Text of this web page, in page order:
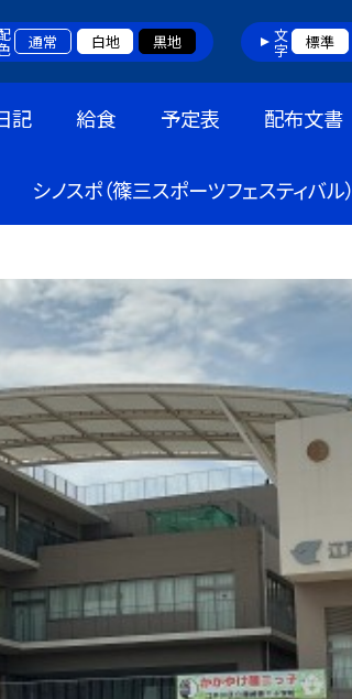
通常 白地 黒地 文字 標準
記 給食 予定表 配布文書
シノスポ（篠三スポーツフェスティバル）